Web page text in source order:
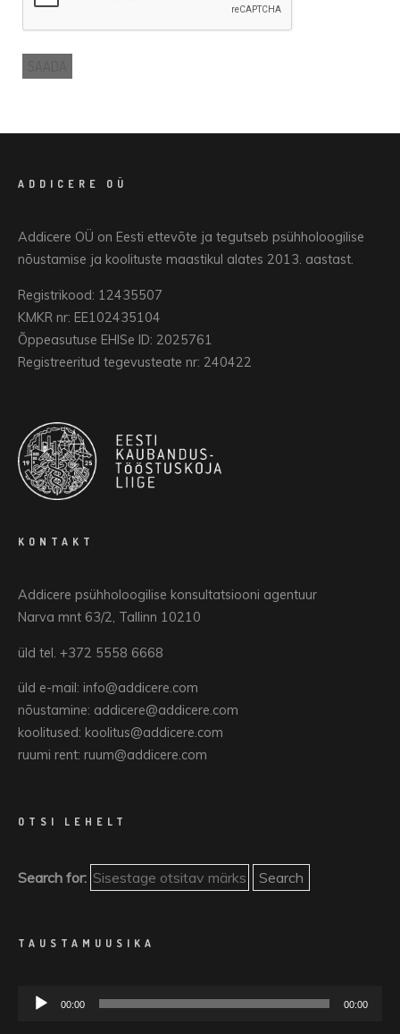
ADDICERE OÜ
Addicere OÜ on Eesti ettevõte ja tegutseb psühholoogilise
nõustamise ja koolituste maastikul alates 2013. aastast.
Registrikood: 12435507
KMKR nr: EE102435104
Õppeasutuse EHISe ID: 2025761
Registreeritud tegevusteate nr: 240422
KONTAKT
Addicere psühholoogilise konsultatsiooni agentuur
Narva mnt 63/2, Tallinn 10210
üld tel. +372 5558 6668
üld e-mail: info@addicere.com
nõustamine: addicere@addicere.com
koolitused: koolitus@addicere.com
ruumi rent: ruum@addicere.com
OTSI LEHELT
Search for:
TAUSTAMUUSIKA
Audioesitaja
00:00 00:00